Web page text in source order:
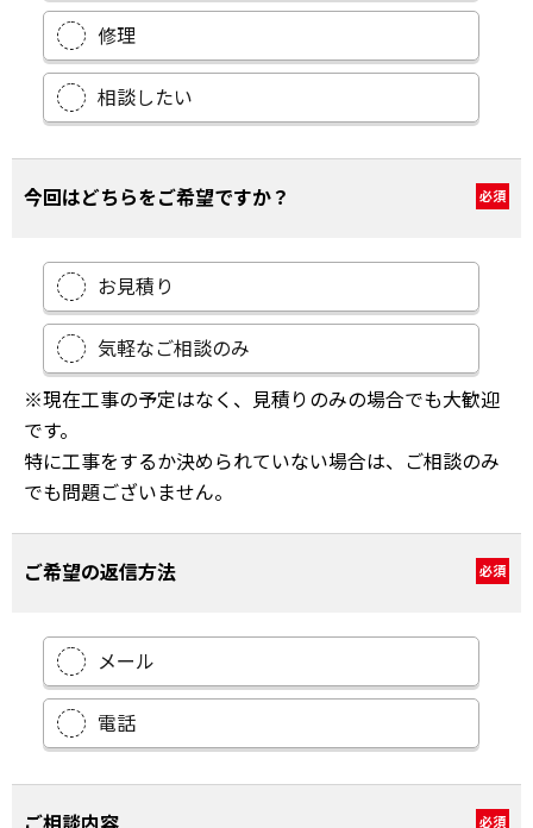
修理
相談したい
今回はどちらをご希望ですか？ 必須
お見積り
気軽なご相談のみ
※現在工事の予定はなく、見積りのみの場合でも大歓迎
です。
特に工事をするか決められていない場合は、ご相談のみ
でも問題ございません。
ご希望の返信方法 必須
メール
電話
必須